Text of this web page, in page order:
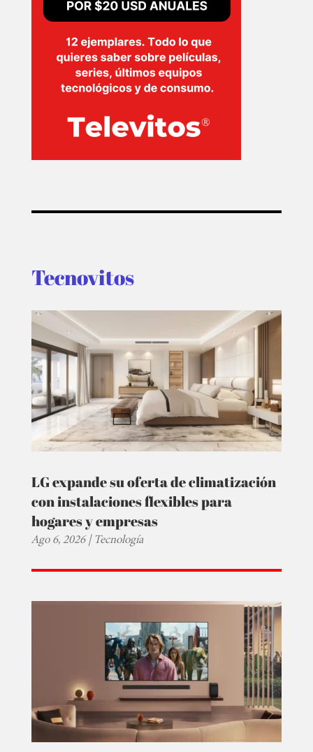
Tecnovitos
LG expande su oferta de climatización
con instalaciones flexibles para
hogares y empresas
Ago 6, 2026|Tecnología